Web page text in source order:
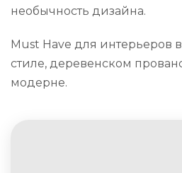
необычность дизайна.
Must Have для интерьеров
стиле, деревенском
модерне.